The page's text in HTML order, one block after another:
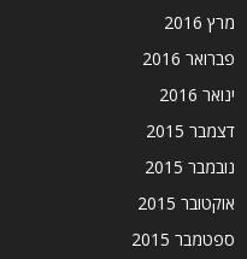
מרץ 2016
פברואר 2016
ינואר 2016
דצמבר 2015
נובמבר 2015
אוקטובר 2015
ספטמבר 2015